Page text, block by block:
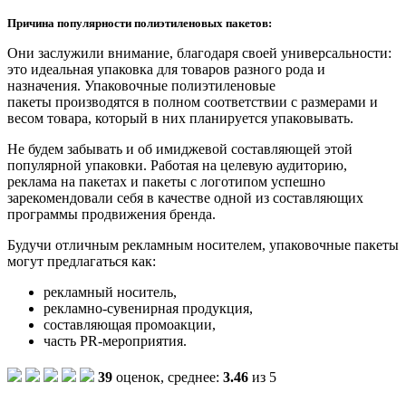
Причина популярности полиэтиленовых пакетов:
Они заслужили внимание, благодаря своей универсальности:
это идеальная упаковка для товаров разного рода и
назначения. Упаковочные полиэтиленовые
пакеты производятся в полном соответствии с размерами и
весом товара, который в них планируется упаковывать.
Не будем забывать и об имиджевой составляющей этой
популярной упаковки. Работая на целевую аудиторию,
реклама на пакетах и пакеты с логотипом успешно
зарекомендовали себя в качестве одной из составляющих
программы продвижения бренда.
Будучи отличным рекламным носителем, упаковочные пакеты
могут предлагаться как:
рекламный носитель,
рекламно-сувенирная продукция,
составляющая промоакции,
часть PR-мероприятия.
39 оценок, среднее: 3.46 из 5